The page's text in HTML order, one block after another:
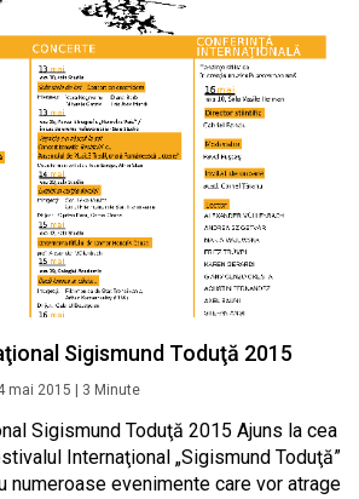
Sigismund Toduţă 2015
mai 2015 3 Minute
Sigismund Toduţă 2015 Ajuns la cea
Internaţional „Sigismund Toduţă”
numeroase evenimente care vor atrage